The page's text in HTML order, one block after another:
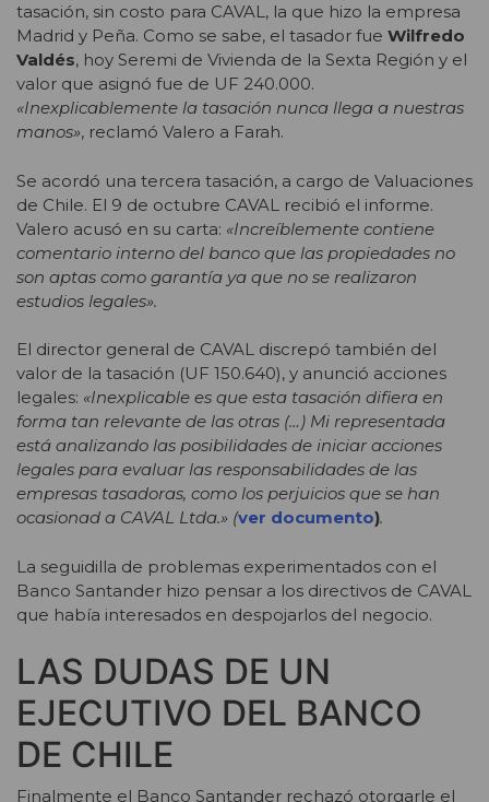
tasación, sin costo para CAVAL, la que hizo la empresa
Madrid y Peña. Como se sabe, el tasador fue Wilfredo
Valdés, hoy Seremi de Vivienda de la Sexta Región y el
valor que asignó fue de UF 240.000.
«Inexplicablemente la tasación nunca llega a nuestras
manos», reclamó Valero a Farah.
Se acordó una tercera tasación, a cargo de Valuaciones
de Chile. El 9 de octubre CAVAL recibió el informe.
Valero acusó en su carta: «Increíblemente contiene
comentario interno del banco que las propiedades no
son aptas como garantía ya que no se realizaron
estudios legales».
El director general de CAVAL discrepó también del
valor de la tasación (UF 150.640), y anunció acciones
legales: «Inexplicable es que esta tasación difiera en
forma tan relevante de las otras (…) Mi representada
está analizando las posibilidades de iniciar acciones
legales para evaluar las responsabilidades de las
empresas tasadoras, como los perjuicios que se han
ocasionad a CAVAL Ltda.» (ver documento).
La seguidilla de problemas experimentados con el
Banco Santander hizo pensar a los directivos de CAVAL
que había interesados en despojarlos del negocio.
LAS DUDAS DE UN
EJECUTIVO DEL BANCO
DE CHILE
Finalmente el Banco Santander rechazó otorgarle el